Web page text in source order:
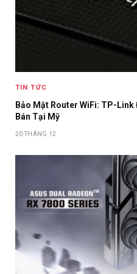
TIN TỨC
Bảo Mật Router WiFi: TP-
Bán Tại Mỹ
20 THÁNG 12